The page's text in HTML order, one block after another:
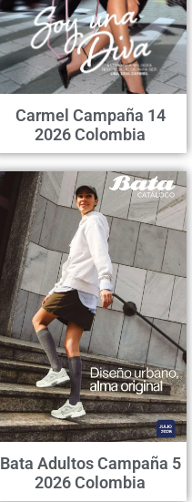
Carmel Campaña 14
2026 Colombia
Bata Adultos Campaña 5
2026 Colombia